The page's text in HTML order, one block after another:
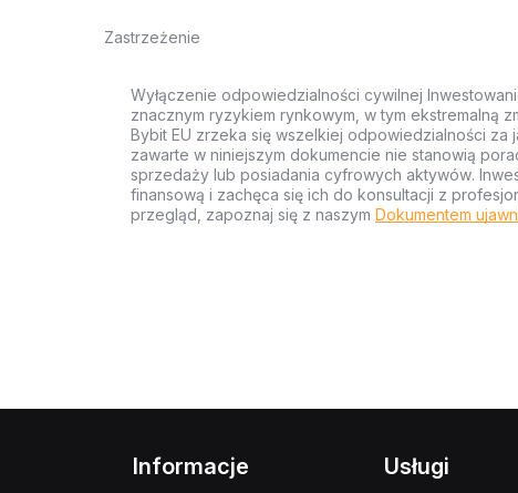
Zastrzeżenie
Wyłączenie odpowiedzialności cywilnej
znacznym ryzykiem rynkowym, w tym ekstremalną
Bybit EU zrzeka się wszelkiej odpowiedzialności
zawarte w niniejszym dokumencie nie stanowią
sprzedaży lub posiadania cyfrowych aktywów.
finansową i zachęca się ich do konsultacji z
przegląd, zapoznaj się z naszym Dokumentem
Informacje Usługi